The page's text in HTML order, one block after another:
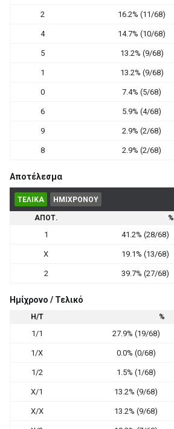
2 16.2% (11/68)
4 14.7% (10/68)
5 13.2% (9/68)
1 13.2% (9/68)
0 7.4% (5/68)
6 5.9% (4/68)
9 2.9% (2/68)
8 2.9% (2/68)
Αποτέλεσμα
ΤΕΛΙΚΑ ΗΜΙΧΡΟΝΟΥ
ΑΠΟΤ. %
1 41.2% (28/68)
X 19.1% (13/68)
2 39.7% (27/68)
Ημίχρονο / Τελικό
Η/Τ %
1/1 27.9% (19/68)
1/X 0.0% (0/68)
1/2 1.5% (1/68)
X/1 13.2% (9/68)
X/X 13.2% (9/68)